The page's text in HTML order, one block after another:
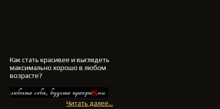
Как стать красивее и выглядеть
максимально хорошо в любом
возрасте?
Читать далее...